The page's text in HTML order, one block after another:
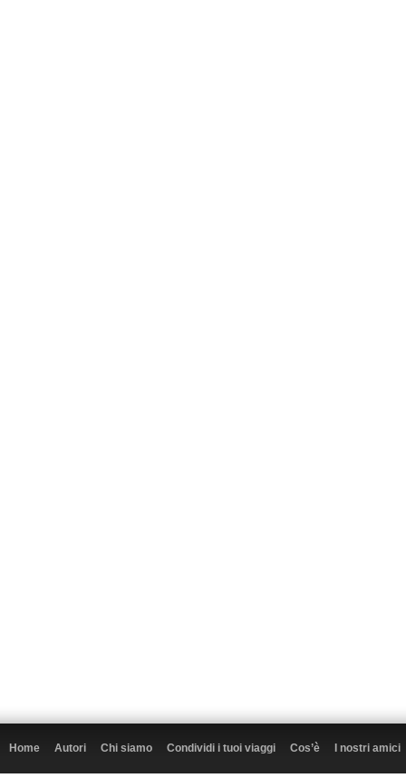
Home Autori Chi siamo Condividi i tuoi viaggi Cos’è I nostri amici